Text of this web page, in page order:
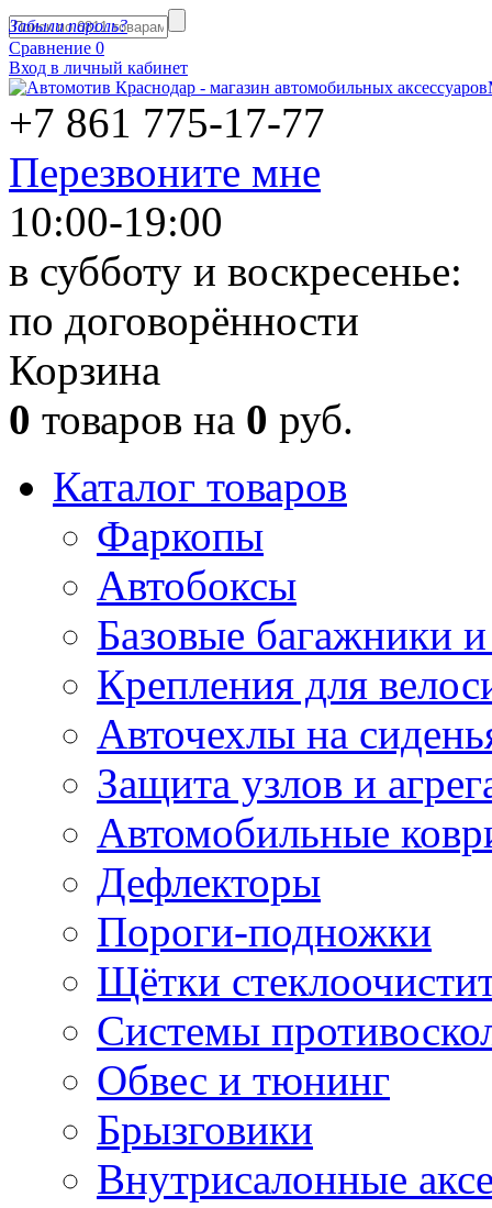
Сравнение 0
Вход в личный кабинет
+7 861 775-17-77
Перезвоните мне
10:00-19:00
в субботу и воскресенье:
по договорённости
Корзина
0 товаров на 0 руб.
Каталог товаров
Фаркопы
Автобоксы
Базовые багажники
Крепления для
Авточехлы на
Защита узлов и
Автомобильные
Дефлекторы
Пороги-подножки
Щётки
Системы
Обвес и тюнинг
Брызговики
Внутрисалонные
Забыли пароль?